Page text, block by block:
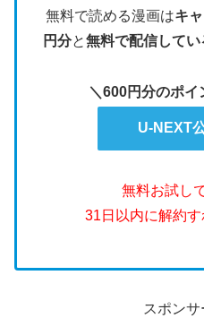
無料で読める漫画はキ
円分と無料で配信して
＼600円分のポイ
U-NEXT
無料お試し
31日以内に解約す
スポンサ